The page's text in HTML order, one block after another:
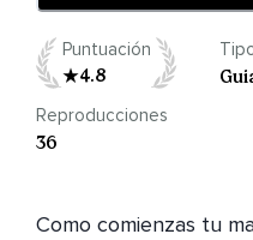
Puntuación
4.8
Reproducciones
36
Como comienzas tu